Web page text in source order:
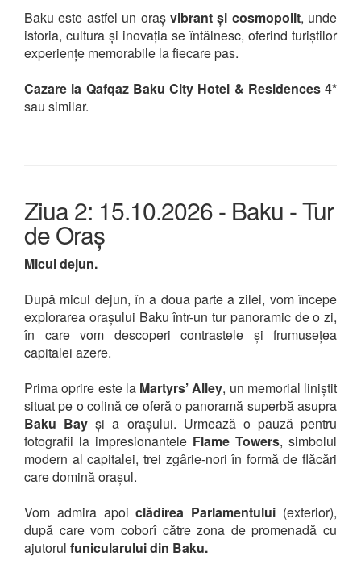
Baku este astfel un oraș vibrant și cosmopolit, unde
istoria, cultura și inovația se întâlnesc, oferind turiștilor
experiențe memorabile la fiecare pas.
Cazare la Qafqaz Baku City Hotel & Residences 4*
sau similar.
Ziua 2: 15.10.2026 - Baku - Tur
de Oraș
Micul dejun.
După micul dejun, în a doua parte a zilei, vom începe
explorarea orașului Baku într-un tur panoramic de o zi,
în care vom descoperi contrastele și frumusețea
capitalei azere.
Prima oprire este la Martyrs’ Alley, un memorial liniștit
situat pe o colină ce oferă o panoramă superbă asupra
Baku Bay și a orașului. Urmează o pauză pentru
fotografii la impresionantele Flame Towers, simbolul
modern al capitalei, trei zgârie-nori în formă de flăcări
care domină orașul.
Vom admira apoiclădirea Parlamentului (exterior),
după care vom coborî către zona de promenadă cu
ajutorul funicularului din Baku.